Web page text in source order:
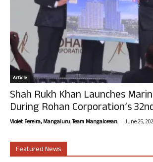
Article
Shah Rukh Khan Launches
During Rohan Corporation’s
Violet Pereira, Mangaluru. Team Mangalorean. - June 25,
Featured News